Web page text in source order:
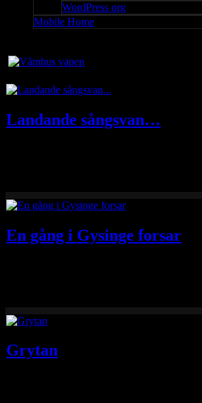
WordPress org
Mobile Home
Landande sångsvan…
En gång i Gysinge forsar
Grytan